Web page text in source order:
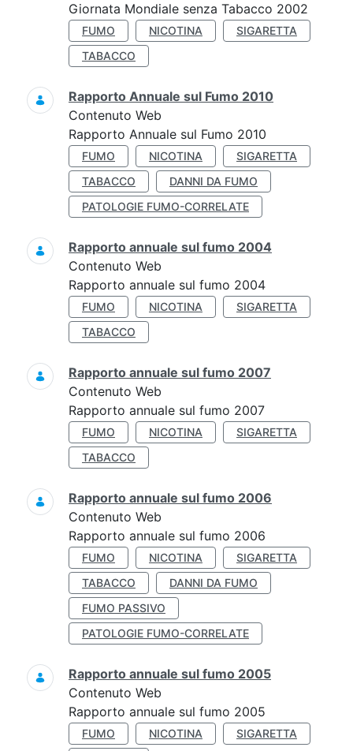
Giornata Mondiale senza Tabacco 2002
FUMO NICOTINA
SIGARETTA
TABACCO
Rapporto Annuale sul Fumo 2010
Contenuto Web
Rapporto Annuale sul Fumo 2010
FUMO NICOTINA
SIGARETTA
TABACCO
DANNI DA FUMO
PATOLOGIE FUMO-CORRELATE
Rapporto annuale sul fumo 2004
Contenuto Web
Rapporto annuale sul fumo 2004
FUMO NICOTINA
SIGARETTA
TABACCO
Rapporto annuale sul fumo 2007
Contenuto Web
Rapporto annuale sul fumo 2007
FUMO NICOTINA
SIGARETTA
TABACCO
Rapporto annuale sul fumo 2006
Contenuto Web
Rapporto annuale sul fumo 2006
FUMO NICOTINA
SIGARETTA
TABACCO
DANNI DA FUMO
FUMO PASSIVO
PATOLOGIE FUMO-CORRELATE
Rapporto annuale sul fumo 2005
Contenuto Web
Rapporto annuale sul fumo 2005
FUMO NICOTINA
SIGARETTA